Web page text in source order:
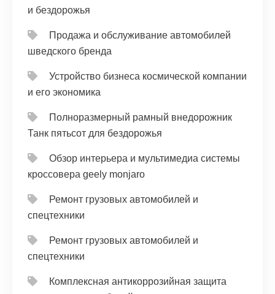
и бездорожья
Продажа и обслуживание автомобилей
шведского бренда
Устройство бизнеса космической компании
и его экономика
Полноразмерный рамный внедорожник
Танк пятьсот для бездорожья
Обзор интерьера и мультимедиа системы
кроссовера geely monjaro
Ремонт грузовых автомобилей и
спецтехники
Ремонт грузовых автомобилей и
спецтехники
Комплексная антикоррозийная защита